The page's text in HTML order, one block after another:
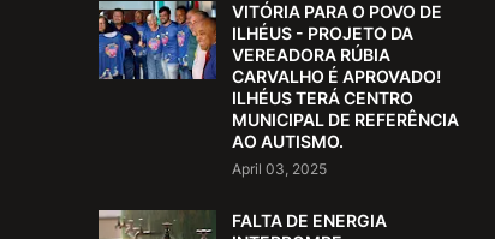
VITÓRIA PARA O POVO DE
ILHÉUS - PROJETO DA
VEREADORA RÚBIA
CARVALHO É APROVADO!
ILHÉUS TERÁ CENTRO
MUNICIPAL DE REFERÊNCIA
AO AUTISMO.
April 03, 2025
FALTA DE ENERGIA